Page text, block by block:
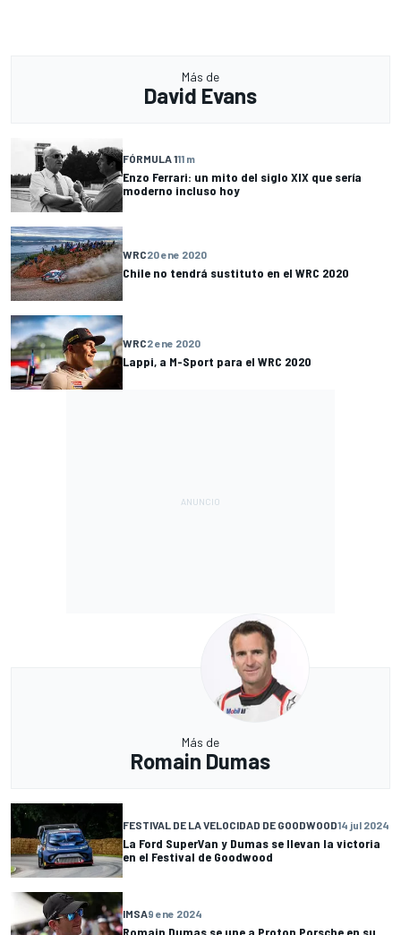
Más de
David Evans
FÓRMULA 111 m
Enzo Ferrari: un mito del siglo XIX que sería
moderno incluso hoy
WRC20 ene 2020
Chile no tendrá sustituto en el WRC 2020
WRC2 ene 2020
Lappi, a M-Sport para el WRC 2020
Más de
Romain Dumas
FESTIVAL DE LA VELOCIDAD DE GOODWOOD14 jul 2024
La Ford SuperVan y Dumas se llevan la victoria
en el Festival de Goodwood
IMSA9 ene 2024
Romain Dumas se une a Proton Porsche en su